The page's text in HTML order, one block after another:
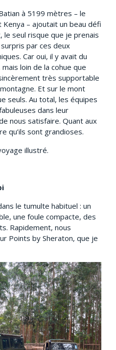
à 5199 mètres – le
– ajoutait un beau défi
le seul risque que je prenais
par ces deux
Car oui, il y avait du
loin de la cohue que
très supportable
Et sur le mont
seuls. Au total, les équipes
dans leur
nous satisfaire. Quant aux
qu’ils sont grandioses.
illustré.
le tumulte habituel : un
une foule compacte, des
Rapidement, nous
Points by Sheraton, que je